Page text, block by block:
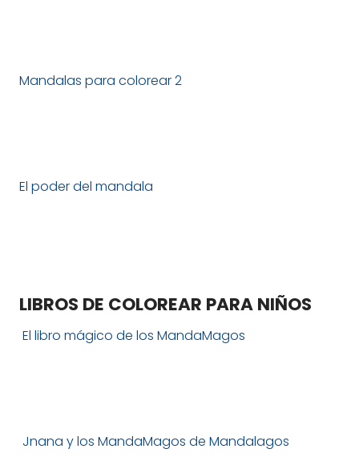
Mandalas para colorear 2
El poder del mandala
LIBROS DE COLOREAR PARA NIÑOS
El libro mágico de los MandaMagos
Jnana y los MandaMagos de Mandalagos